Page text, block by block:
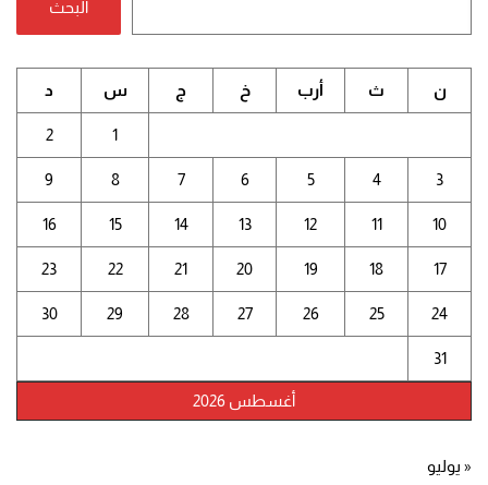
البحث
أغسطس 2026
ن ث أرب خ ج س د
1
2
3
4
5
6
7
8
9
10
11
12
13
14
15
16
17
18
19
20
21
22
23
24
25
26
27
28
29
30
31
« يوليو